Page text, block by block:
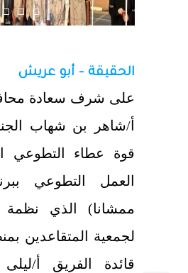
الحقيقة - أبو عريش
على شرف سعادة
أ/شاهر بن شهاب
قوة عطاء التطوعي
العمل التطوعي
ممشانا) الذي نظمة
لجمعية المتقاعدين
قائدة الفريق أ/